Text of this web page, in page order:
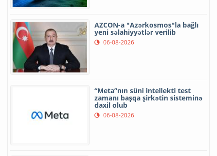
AZCON-a "Azərkosmos"la bağlı
yeni səlahiyyətlər verilib
06-08-2026
“Meta”nın süni intellekti test
zamanı başqa şirkətin sisteminə
daxil olub
06-08-2026